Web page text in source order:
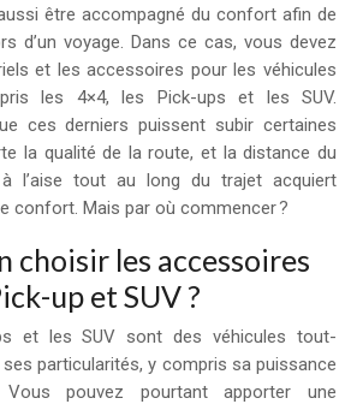
être accompagné du confort afin de
d’un voyage. Dans ce cas, vous devez
et les accessoires pour les véhicules
les 4×4, les Pick-ups et les SUV.
ces derniers puissent subir certaines
la qualité de la route, et la distance du
l’aise tout au long du trajet acquiert
confort. Mais par où commencer ?
choisir les accessoires
up et SUV ?
et les SUV sont des véhicules tout-
particularités, y compris sa puissance
pouvez pourtant apporter une